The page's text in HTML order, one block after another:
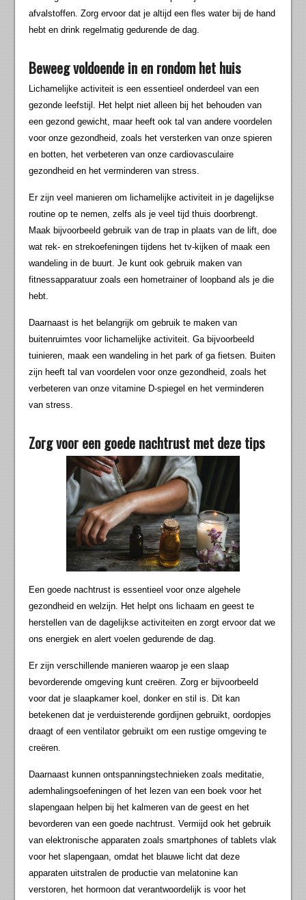
afvalstoffen. Zorg ervoor dat je altijd een fles water bij de hand
hebt en drink regelmatig gedurende de dag.
Beweeg voldoende in en rondom het huis
Lichamelijke activiteit is een essentieel onderdeel van een
gezonde leefstijl. Het helpt niet alleen bij het behouden van
een gezond gewicht, maar heeft ook tal van andere voordelen
voor onze gezondheid, zoals het versterken van onze spieren
en botten, het verbeteren van onze cardiovasculaire
gezondheid en het verminderen van stress.
Er zijn veel manieren om lichamelijke activiteit in je dagelijkse
routine op te nemen, zelfs als je veel tijd thuis doorbrengt.
Maak bijvoorbeeld gebruik van de trap in plaats van de lift, doe
wat rek- en strekoefeningen tijdens het tv-kijken of maak een
wandeling in de buurt. Je kunt ook gebruik maken van
fitnessapparatuur zoals een hometrainer of loopband als je die
hebt.
Daarnaast is het belangrijk om gebruik te maken van
buitenruimtes voor lichamelijke activiteit. Ga bijvoorbeeld
tuinieren, maak een wandeling in het park of ga fietsen. Buiten
zijn heeft tal van voordelen voor onze gezondheid, zoals het
verbeteren van onze vitamine D-spiegel en het verminderen
van stress.
Zorg voor een goede nachtrust met deze tips
Een goede nachtrust is essentieel voor onze algehele
gezondheid en welzijn. Het helpt ons lichaam en geest te
herstellen van de dagelijkse activiteiten en zorgt ervoor dat we
ons energiek en alert voelen gedurende de dag.
Er zijn verschillende manieren waarop je een slaap
bevorderende omgeving kunt creëren. Zorg er bijvoorbeeld
voor dat je slaapkamer koel, donker en stil is. Dit kan
betekenen dat je verduisterende gordijnen gebruikt, oordopjes
draagt of een ventilator gebruikt om een rustige omgeving te
creëren.
Daarnaast kunnen ontspanningstechnieken zoals meditatie,
ademhalingsoefeningen of het lezen van een boek voor het
slapengaan helpen bij het kalmeren van de geest en het
bevorderen van een goede nachtrust. Vermijd ook het gebruik
van elektronische apparaten zoals smartphones of tablets vlak
voor het slapengaan, omdat het blauwe licht dat deze
apparaten uitstralen de productie van melatonine kan
verstoren, het hormoon dat verantwoordelijk is voor het